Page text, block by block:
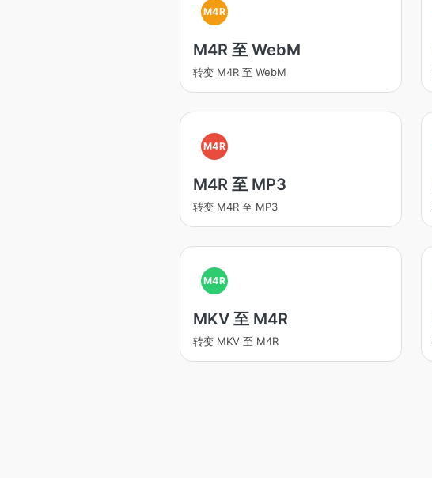
M4R
M4R 至 WebM
转变 M4R 至 WebM
M4R
M4R 至 MP3
转变 M4R 至 MP3
M4R
MKV 至 M4R
转变 MKV 至 M4R